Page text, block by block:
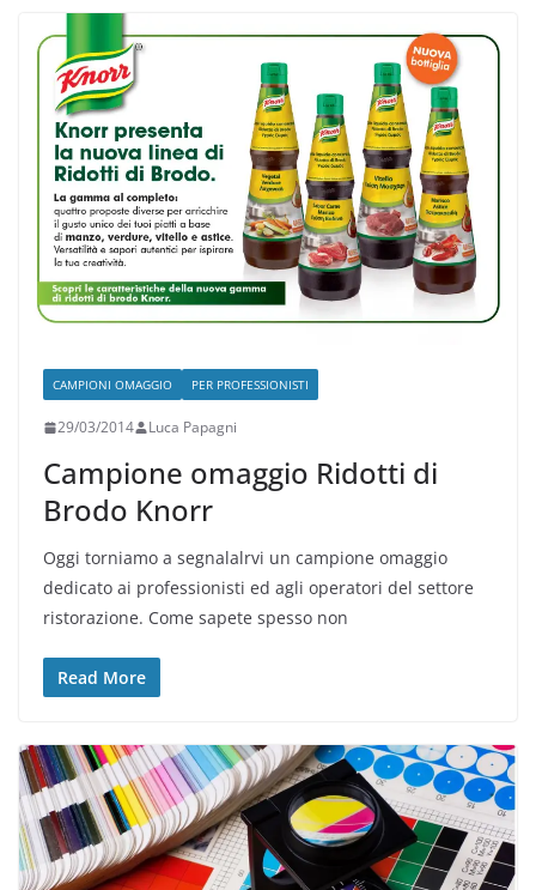
CAMPIONI OMAGGIO PER PROFESSIONISTI
29/03/2014 Luca Papagni
Campione omaggio Ridotti di
Brodo Knorr
Oggi torniamo a segnalalrvi un campione omaggio
dedicato ai professionisti ed agli operatori del settore
ristorazione. Come sapete spesso non
Read More